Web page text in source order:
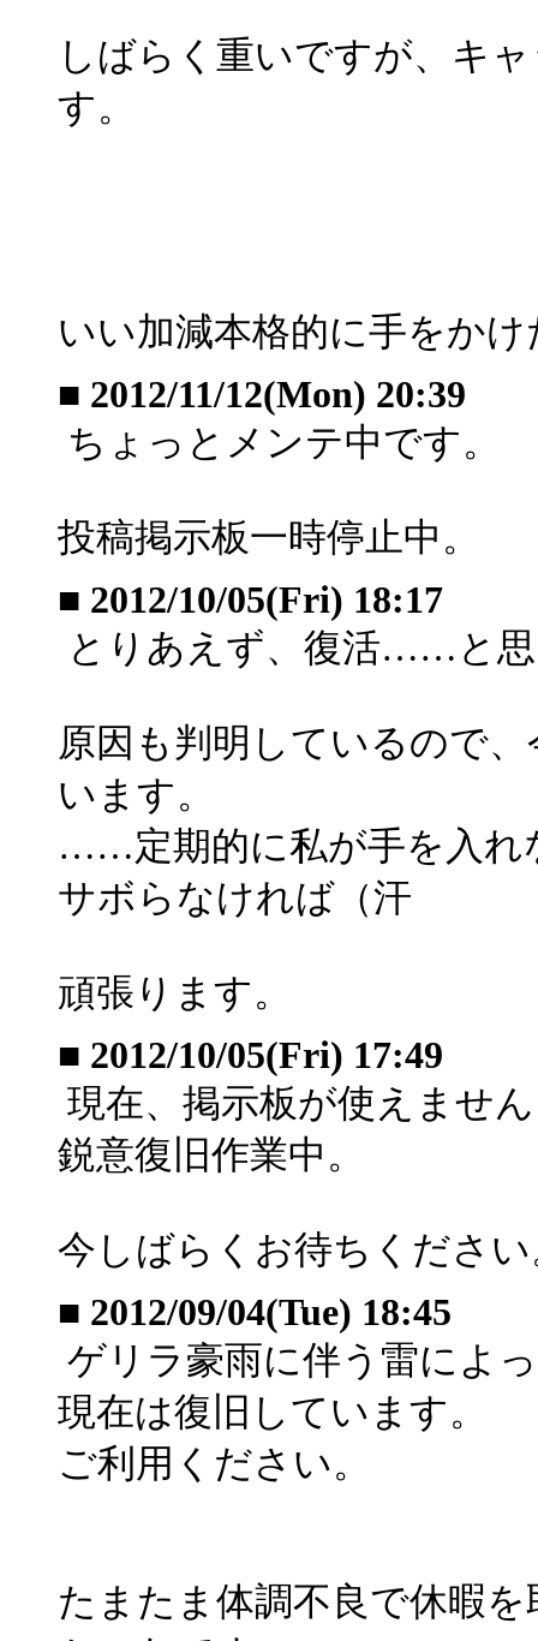
しばらく重いですが、キ
す。
いい加減本格的に手をか
■ 2012/11/12(Mon) 20:39
ちょっとメンテ中です。
投稿掲示板一時停止中。
■ 2012/10/05(Fri) 18:17
とりあえず、復活……と
原因も判明しているので
います。
……定期的に私が手を入れ
サボらなければ（汗
頑張ります。
■ 2012/10/05(Fri) 17:49
現在、掲示板が使えませ
鋭意復旧作業中。
今しばらくお待ちくださ
■ 2012/09/04(Tue) 18:45
ゲリラ豪雨に伴う雷によ
現在は復旧しています。
ご利用ください。
たまたま体調不良で休暇